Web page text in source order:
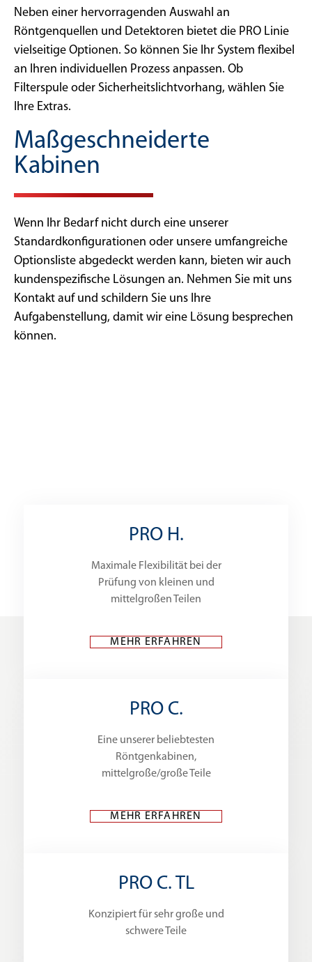
Neben einer hervorragenden Auswahl an
Röntgenquellen und Detektoren bietet die PRO Linie
vielseitige Optionen. So können Sie Ihr System flexibel
an Ihren individuellen Prozess anpassen. Ob
Filterspule oder Sicherheitslichtvorhang, wählen Sie
Ihre Extras.
Maßgeschneiderte
Kabinen
Wenn Ihr Bedarf nicht durch eine unserer
Standardkonfigurationen oder unsere umfangreiche
Optionsliste abgedeckt werden kann, bieten wir auch
kundenspezifische Lösungen an. Nehmen Sie mit uns
Kontakt auf und schildern Sie uns Ihre
Aufgabenstellung, damit wir eine Lösung besprechen
können.
PRO H.
Maximale Flexibilität bei der
Prüfung von kleinen und
mittelgroßen Teilen
MEHR ERFAHREN
PRO C.
Eine unserer beliebtesten
Röntgenkabinen,
mittelgroße/große Teile
MEHR ERFAHREN
PRO C. TL
Konzipiert für sehr große und
schwere Teile